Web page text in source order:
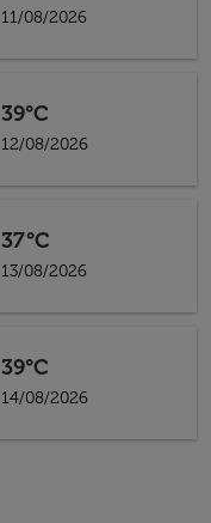
11/08/2026
39°C
12/08/2026
37°C
13/08/2026
39°C
14/08/2026